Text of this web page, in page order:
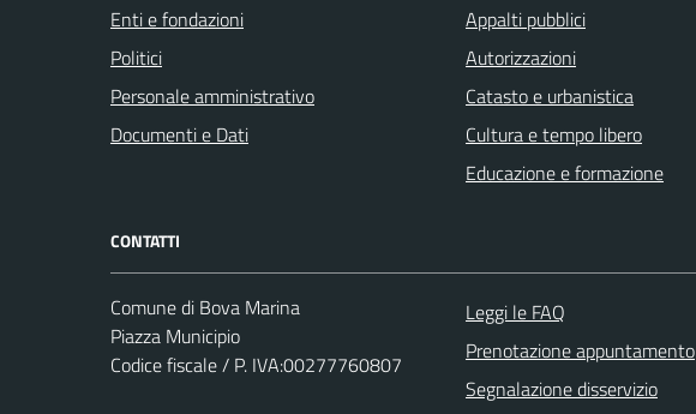
Enti e fondazioni
Politici
Personale amministrativo
Documenti e Dati
Appalti pubblici
Autorizzazioni
Catasto e urbanistica
Cultura e tempo libero
Educazione e formazione
CONTATTI
Comune di Bova Marina
Piazza Municipio
Codice fiscale / P. IVA:00277760807
Leggi le FAQ
Prenotazione appuntamento
Segnalazione disservizio